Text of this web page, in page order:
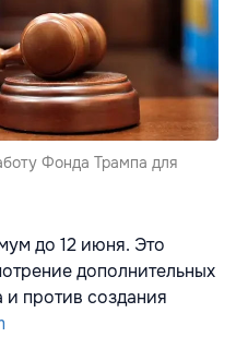
Фонда Трампа для
до 12 июня. Это
дополнительных
и против создания